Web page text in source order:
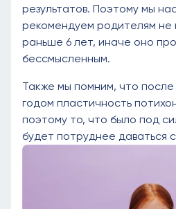
результатов. Поэтому мы
рекомендуем родителям не
раньше 6 лет, иначе оно
бессмысленным.
Также мы помним, что
годом пластичность
поэтому то, что было под
будет потруднее даваться